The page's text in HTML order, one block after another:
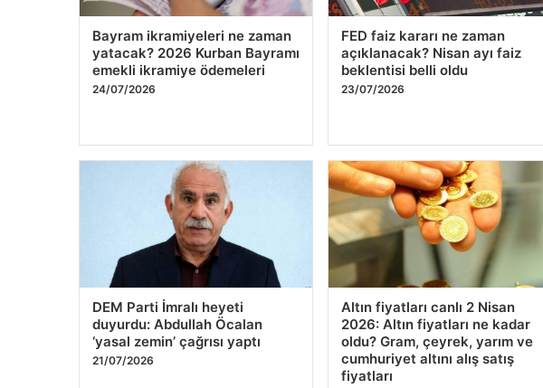
Temmuz 2026
26/07/2026
Patronların talan yasasını
tanımıyoruz!
25/07/2026
Bayram ikramiyeleri ne zaman
yatacak? 2026 Kurban Bayramı
emekli ikramiye ödemeleri
24/07/2026
FED faiz kararı ne zaman
açıklanacak? Nisan ayı faiz
beklentisi belli oldu
23/07/2026